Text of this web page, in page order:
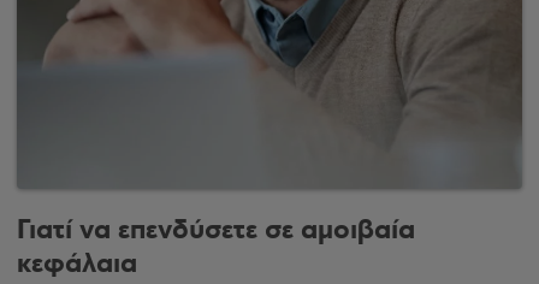
Γιατί να επενδύσετε σε αμοιβαία
κεφάλαια